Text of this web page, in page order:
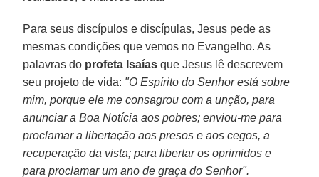
Para seus discípulos e discípulas, Jesus pede as
mesmas condições que vemos no Evangelho. As
palavras do profeta Isaías que Jesus lê descrevem
seu projeto de vida: "O Espírito do Senhor está sobre
mim, porque ele me consagrou com a unção, para
anunciar a Boa Notícia aos pobres; enviou-me para
proclamar a libertação aos presos e aos cegos, a
recuperação da vista; para libertar os oprimidos e
para proclamar um ano de graça do Senhor".